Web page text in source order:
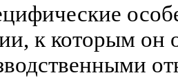
к которым он